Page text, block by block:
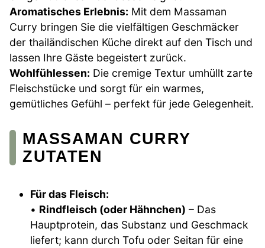
Aromatisches Erlebnis: Mit dem Massaman
Curry bringen Sie die vielfältigen Geschmäcker
der thailändischen Küche direkt auf den Tisch und
lassen Ihre Gäste begeistert zurück.
Wohlfühlessen: Die cremige Textur umhüllt zarte
Fleischstücke und sorgt für ein warmes,
gemütliches Gefühl – perfekt für jede Gelegenheit.
MASSAMAN CURRY
ZUTATEN
Für das Fleisch:
• Rindfleisch (oder Hähnchen) – Das
Hauptprotein, das Substanz und Geschmack
liefert; kann durch Tofu oder Seitan für eine